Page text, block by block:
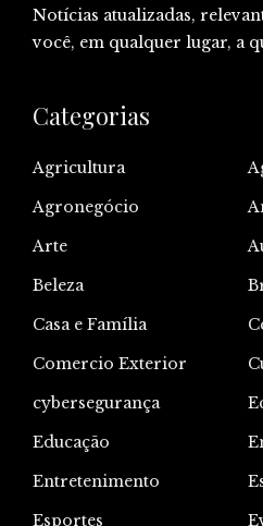
Notícias atualizadas,
você, em qualquer lugar, a
Categorias
Agricultura
Agronegócio
Arte
Beleza
Casa e Família
Comercio Exterior
cybersegurança
Educação
Entretenimento
Esportes